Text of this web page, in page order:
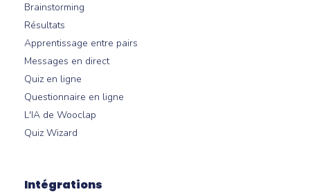
Brainstorming
Résultats
Apprentissage entre pairs
Messages en direct
Quiz en ligne
Questionnaire en ligne
L'IA de Wooclap
Quiz Wizard
Intégrations